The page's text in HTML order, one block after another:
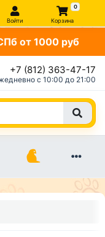
Войти
0
Корзина
от 1000 руб
+7 (812) 363-47-17
c 10:00 до 21:00